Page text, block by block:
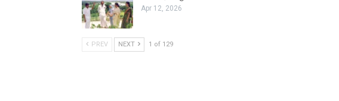
Apr 12, 2026
PREV NEXT 1 of 129